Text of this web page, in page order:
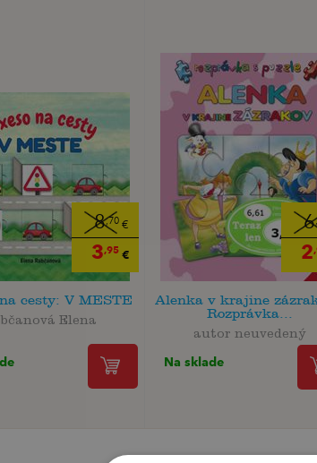
8,70 €
3,95 €
cesty: V MESTE
Elena
6
2
Alenka v krajine
Rozprávka...
autor neuvedený
Na sklade